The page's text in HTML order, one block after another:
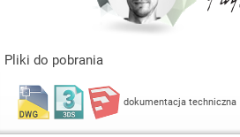
Pliki do pobrania
dokumentacja techniczna